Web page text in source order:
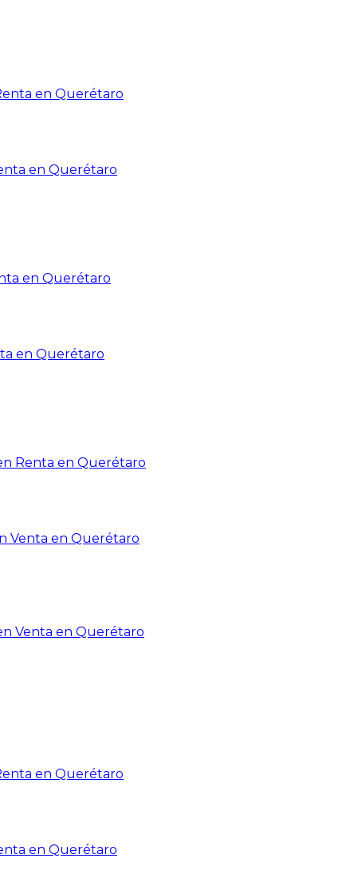
en Querétaro
en Querétaro
en Querétaro
en Querétaro
Renta en Querétaro
Venta en Querétaro
Venta en Querétaro
en Querétaro
en Querétaro